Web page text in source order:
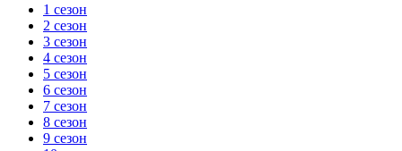
1 сезон
2 сезон
3 сезон
4 сезон
5 сезон
6 сезон
7 сезон
8 сезон
9 сезон